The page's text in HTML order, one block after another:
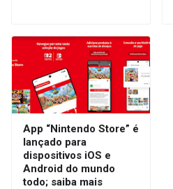
App “Nintendo Store” é
lançado para
dispositivos iOS e
Android do mundo
todo; saiba mais